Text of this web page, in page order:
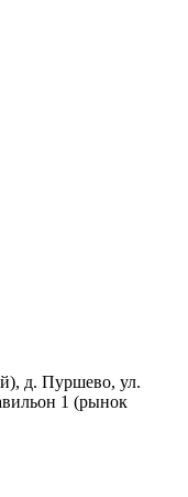
д. Пуршево, ул.
1 (рынок